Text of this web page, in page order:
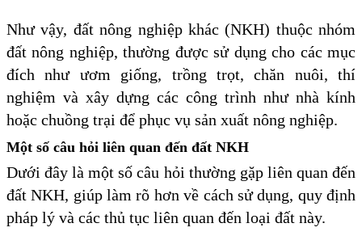
Như vậy, đất nông nghiệp khác (NKH) thuộc nhóm
đất nông nghiệp, thường được sử dụng cho các mục
đích như ươm giống, trồng trọt, chăn nuôi, thí
nghiệm và xây dựng các công trình như nhà kính
hoặc chuồng trại để phục vụ sản xuất nông nghiệp.
Một số câu hỏi liên quan đến đất NKH
Dưới đây là một số câu hỏi thường gặp liên quan đến
đất NKH, giúp làm rõ hơn về cách sử dụng, quy định
pháp lý và các thủ tục liên quan đến loại đất này.